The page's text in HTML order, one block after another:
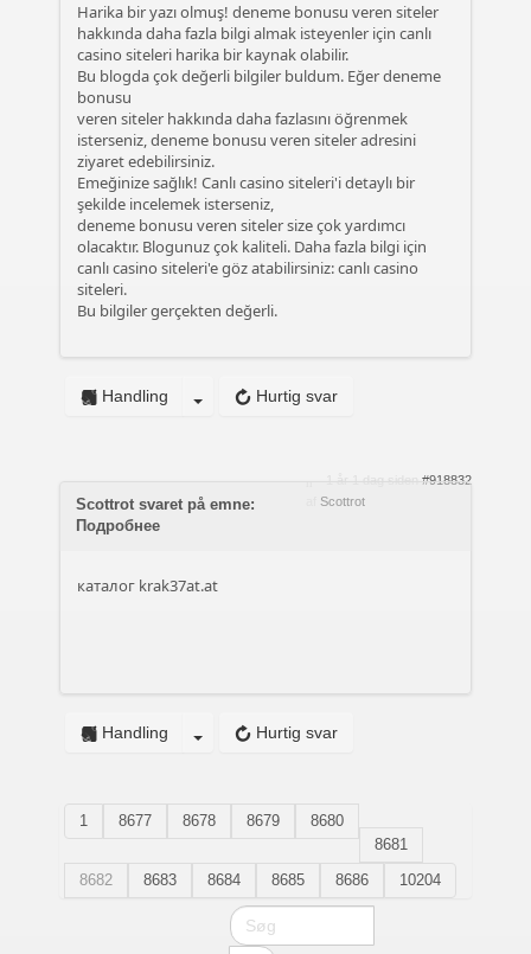
Harika bir yazı olmuş! deneme bonusu veren siteler
hakkında daha fazla bilgi almak isteyenler için canlı
casino siteleri harika bir kaynak olabilir.
Bu blogda çok değerli bilgiler buldum. Eğer deneme
bonusu
veren siteler hakkında daha fazlasını öğrenmek
isterseniz, deneme bonusu veren siteler adresini
ziyaret edebilirsiniz.
Emeğinize sağlık! Canlı casino siteleri'i detaylı bir
şekilde incelemek isterseniz,
deneme bonusu veren siteler size çok yardımcı
olacaktır. Blogunuz çok kaliteli. Daha fazla bilgi için
canlı casino siteleri'e göz atabilirsiniz: canlı casino
siteleri.
Bu bilgiler gerçekten değerli.
Hurtig svar
Handling
#918832
Scottrot
Scottrot svaret på emne:
Подробнее
каталог krak37at.at
Hurtig svar
Handling
1 8677 8678 8679
8680
8681
8682
8683 8684 8685 8686 10204